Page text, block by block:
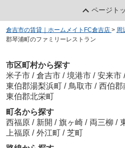
ページト
倉吉市の賃貸｜ホームメイトFC倉吉店 > 周
郡琴浦町のファミリーレストラン
市区町村から探す
米子市 / 倉吉市 / 境港市 / 安来市 /
東伯郡湯梨浜町 / 鳥取市 / 西伯郡
東伯郡北栄町
町名から探す
西福原 / 新開 / 旗ヶ崎 / 両三柳 /
上福原 / 外江町 / 芝町